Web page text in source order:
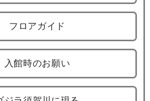
フロアガイド
入館時のお願い